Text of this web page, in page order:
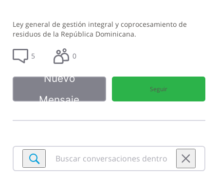
Ley general de gestión integral y coprocesamiento de
residuos de la República Dominicana.
5 0
Nuevo
Mensaje
Seguir
Buscar
conversaciones